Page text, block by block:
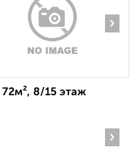
›
8/15 этаж
›